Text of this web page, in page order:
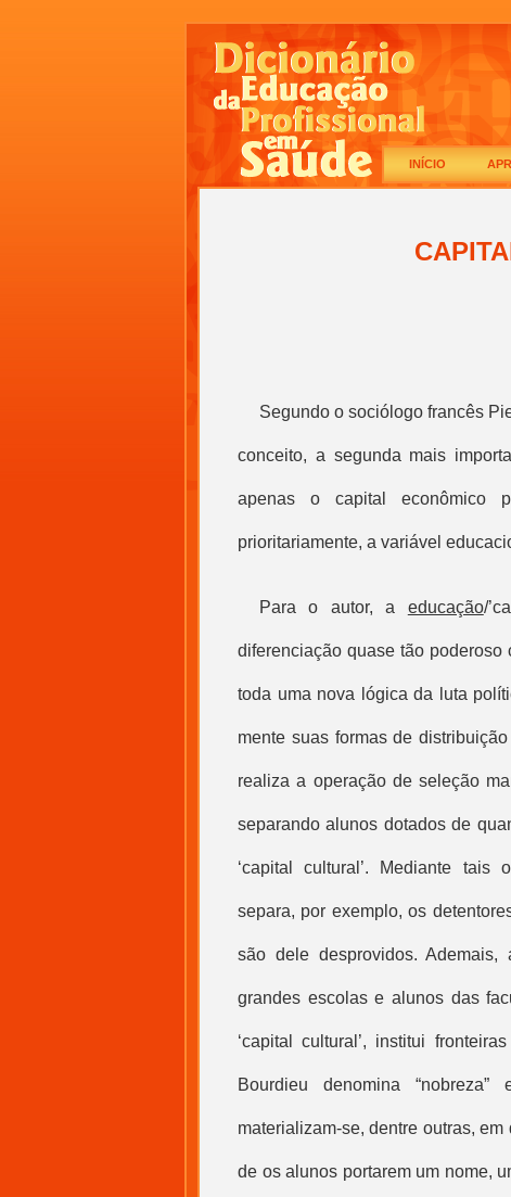
INÍCIO
Segundo o sociólogo francês
conceito, a segunda mais
apenas o capital econômico
prioritariamente, a variável
Para o autor, a educação/’
diferenciação quase tão
toda uma nova lógica da luta
mente suas formas de
realiza a operação de seleção
separando alunos dotados de
‘capital cultural ’. Mediante tais
separa, por exemplo, os
são dele desprovidos.
grandes escolas e alunos das
‘capital cultural ’, institui
Bourdieu denomina “nobreza”
materializam-se, dentre outras,
de os alunos portarem um nome,